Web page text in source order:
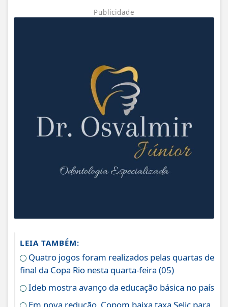
Publicidade
LEIA TAMBÉM:
Quatro jogos foram realizados pelas quartas de
final da Copa Rio nesta quarta-feira (05)
Ideb mostra avanço da educação básica no país